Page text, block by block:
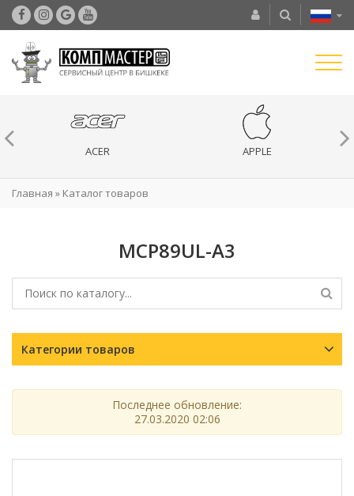
ACER APPLE
Главная » Каталог товаров
MCP89UL-A3
Категории товаров
Последнее обновление:
27.03.2020 02:06